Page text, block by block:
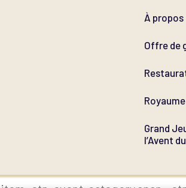
À propos
Offre de
Grand
l’Avent